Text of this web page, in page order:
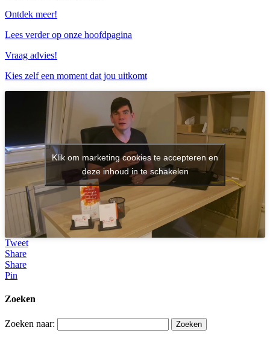
Ontdek meer!
Lees verder op onze hoofdpagina
Vraag advies!
Kies zelf een moment dat jou uitkomt
Klik om marketing cookies te accepteren en
deze inhoud in te schakelen
Tweet
Share
Share
Pin
Zoeken
Zoeken naar: